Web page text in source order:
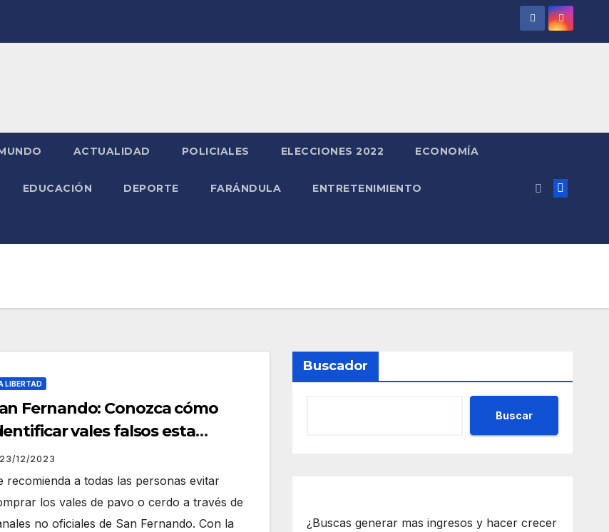
ACTUALIDAD POLICIALES ELECCIONES 2022 ECONOMÍA
EDUCACIÓN DEPORTE FARÁNDULA ENTRETENIMIENTO
LIBERTAD
Fernando: Conozca cómo
vales falsos esta
23/12/2023
recomienda a todas las personas evitar
los vales de pavo o cerdo a través de
no oficiales de San Fernando. Con la
Buscador
Buscar
¿Buscas generar mas ingresos y hacer crecer